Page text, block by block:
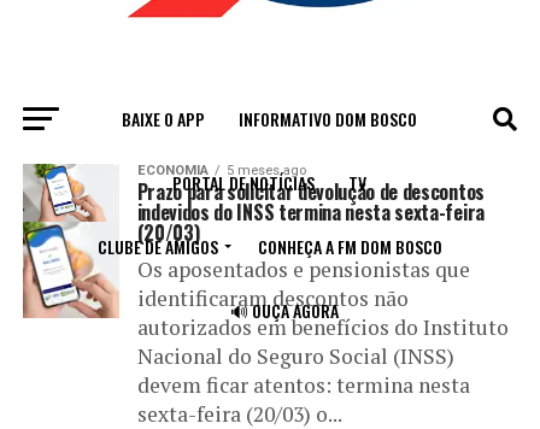
BAIXE O APP INFORMATIVO DOM BOSCO
PORTAL DE NOTÍCIAS TV
CLUBE DE AMIGOS CONHEÇA A FM DOM BOSCO
🔊 OUÇA AGORA
All posts tagged "PF"
ECONOMIA 5 meses ago
Prazo para solicitar devolução de descontos
indevidos do INSS termina nesta sexta-feira
(20/03)
Os aposentados e pensionistas que
identificaram descontos não
autorizados em benefícios do Instituto
Nacional do Seguro Social (INSS)
devem ficar atentos: termina nesta
sexta-feira (20/03) o...